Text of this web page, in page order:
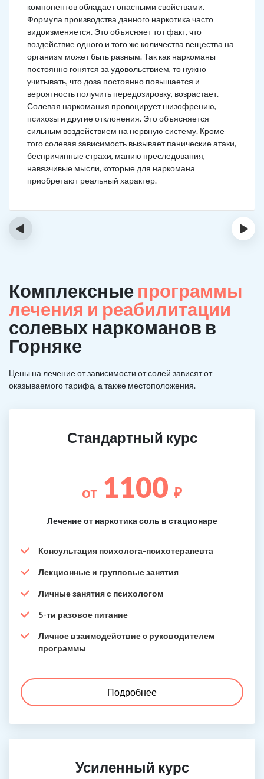
компонентов обладает опасными свойствами.
Формула производства данного наркотика часто
видоизменяется. Это объясняет тот факт, что
воздействие одного и того же количества вещества на
организм может быть разным. Так как наркоманы
постоянно гонятся за удовольствием, то нужно
учитывать, что доза постоянно повышается и
вероятность получить передозировку, возрастает.
Солевая наркомания провоцирует шизофрению,
психозы и другие отклонения. Это объясняется
сильным воздействием на нервную систему. Кроме
того солевая зависимость вызывает панические атаки,
беспричинные страхи, манию преследования,
навязчивые мысли, которые для наркомана
приобретают реальный характер.
‹ ›
Комплексные программы
лечения и реабилитации
солевых наркоманов в
Горняке
Цены на лечение от зависимости от солей зависят от
оказываемого тарифа, а также местоположения.
Стандартный курс
от 1100 ₽
Лечение от наркотика соль в стационаре
Консультация психолога-психотерапевта
Лекционные и групповые занятия
Личные занятия с психологом
5-ти разовое питание
Личное взаимодействие с руководителем
программы
Подробнее
Усиленный курс